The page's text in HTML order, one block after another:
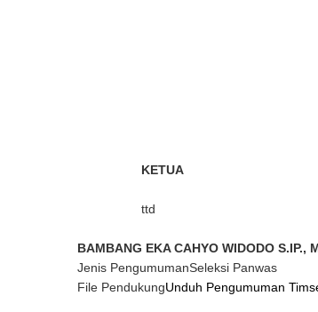
KETUA
BAMBANG EKA CAHYO
Jenis PengumumanSeleksi Panwas
File PendukungUnduh Pengumuman